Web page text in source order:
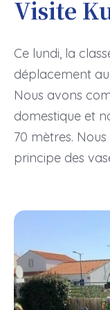
Visite
Ce lundi, la
déplacement
Nous avons
domestique et
70 mètres.
principe des